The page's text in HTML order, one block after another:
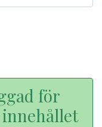
för
innehållet